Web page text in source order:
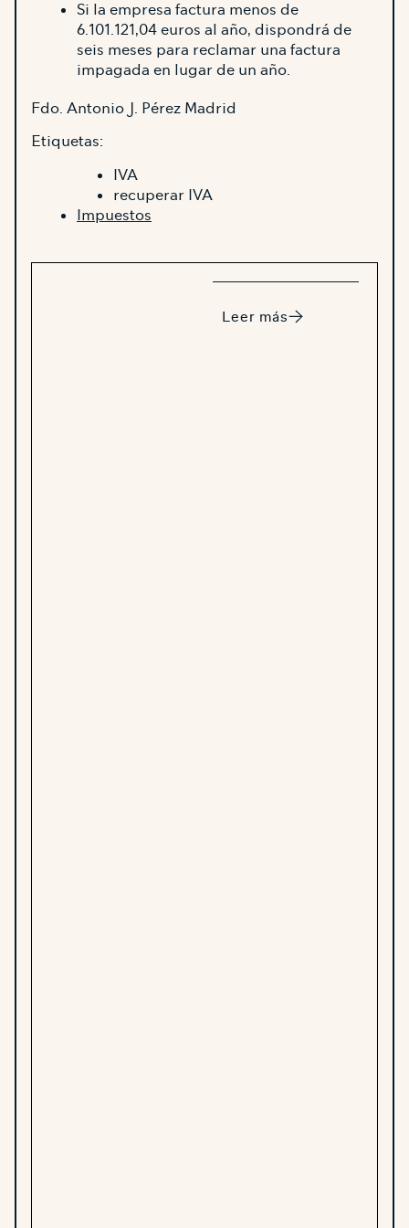
Si la empresa factura menos de
6.101.121,04 euros al año, dispondrá de
seis meses para reclamar una factura
impagada en lugar de un año.
Fdo. Antonio J. Pérez Madrid
Etiquetas:
IVA
recuperar IVA
Impuestos
Leer más